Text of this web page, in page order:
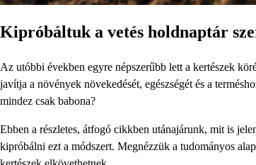
Kipróbáltuk a vetés holdnaptár
Az utóbbi években egyre népszerűbb lett a kertészek
javítja a növények növekedését, egészségét és a
mindez csak babona?
Ebben a részletes, átfogó cikkben utánajárunk, mit is
kipróbálni ezt a módszert. Megnézzük a tudományos